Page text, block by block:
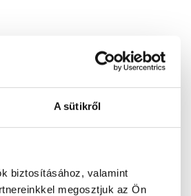
A sütikről
biztosításához, valamint
megosztjuk az Ön